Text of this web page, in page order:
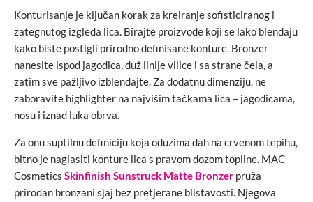
Konturisanje je ključan korak za kreiranje sofisticiranog i
zategnutog izgleda lica. Birajte proizvode koji se lako blendaju
kako biste postigli prirodno definisane konture. Bronzer
nanesite ispod jagodica, duž linije vilice i sa strane čela, a
zatim sve pažljivo izblendajte. Za dodatnu dimenziju, ne
zaboravite highlighter na najvišim tačkama lica – jagodicama,
nosu i iznad luka obrva.
Za onu suptilnu definiciju koja oduzima dah na crvenom tepihu,
bitno je naglasiti konture lica s pravom dozom topline. MAC
Cosmetics Skinfinish Sunstruck Matte Bronzer pruža
prirodan bronzani sjaj bez pretjerane blistavosti. Njegova